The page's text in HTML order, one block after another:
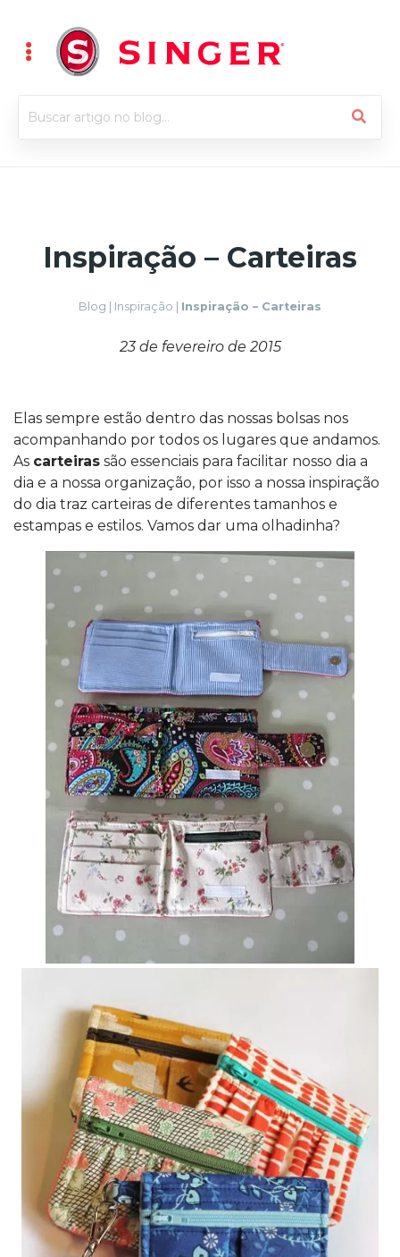
Inspiração – Carteiras
Blog Inspiração Inspiração – Carteiras
23 de fevereiro de 2015
Elas sempre estão dentro das nossas bolsas nos
acompanhando por todos os lugares que andamos.
As carteiras são essenciais para facilitar nosso dia a
dia e a nossa organização, por isso a nossa inspiração
do dia traz carteiras de diferentes tamanhos e
estampas e estilos. Vamos dar uma olhadinha?